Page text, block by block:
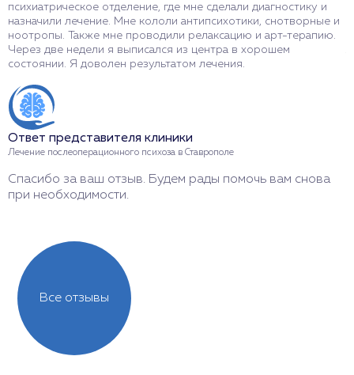
психиатрическое отделение, где мне сделали диагностику и
назначили лечение. Мне кололи антипсихотики, снотворные и
ноотропы. Также мне проводили релаксацию и арт-терапию.
Через две недели я выписался из центра в хорошем
состоянии. Я доволен результатом лечения.
Ответ представителя клиники
Лечение послеоперационного психоза в Ставрополе
Спасибо за ваш отзыв. Будем рады помочь вам снова
при необходимости.
Все отзывы